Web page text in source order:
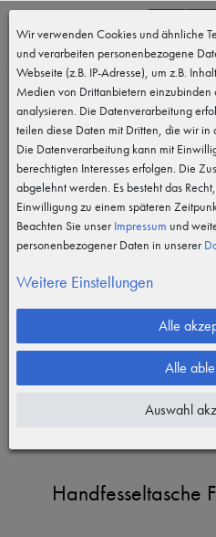
MENÜ
Vergrößern
Handfesseltasche
Wir verwenden Cookies und ähnliche
und verarbeiten personenbezogene
Webseite (z.B. IP-Adresse), um z.B.
Medien von Drittanbietern einzubinden
analysieren. Die Datenverarbeitung
teilen diese Daten mit Dritten, die wir
Die Datenverarbeitung kann mit
berechtigten Interesses erfolgen. Die
abgelehnt werden. Es besteht das
Einwilligung zu einem späteren
Beachten Sie unser Impressum und
personenbezogener Daten in unserer
Weitere Einstellungen
Alle
Alle
Auswahl